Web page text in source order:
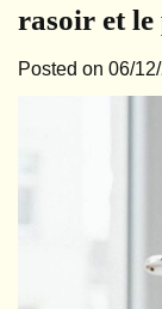
rasoir et
Posted on 06/